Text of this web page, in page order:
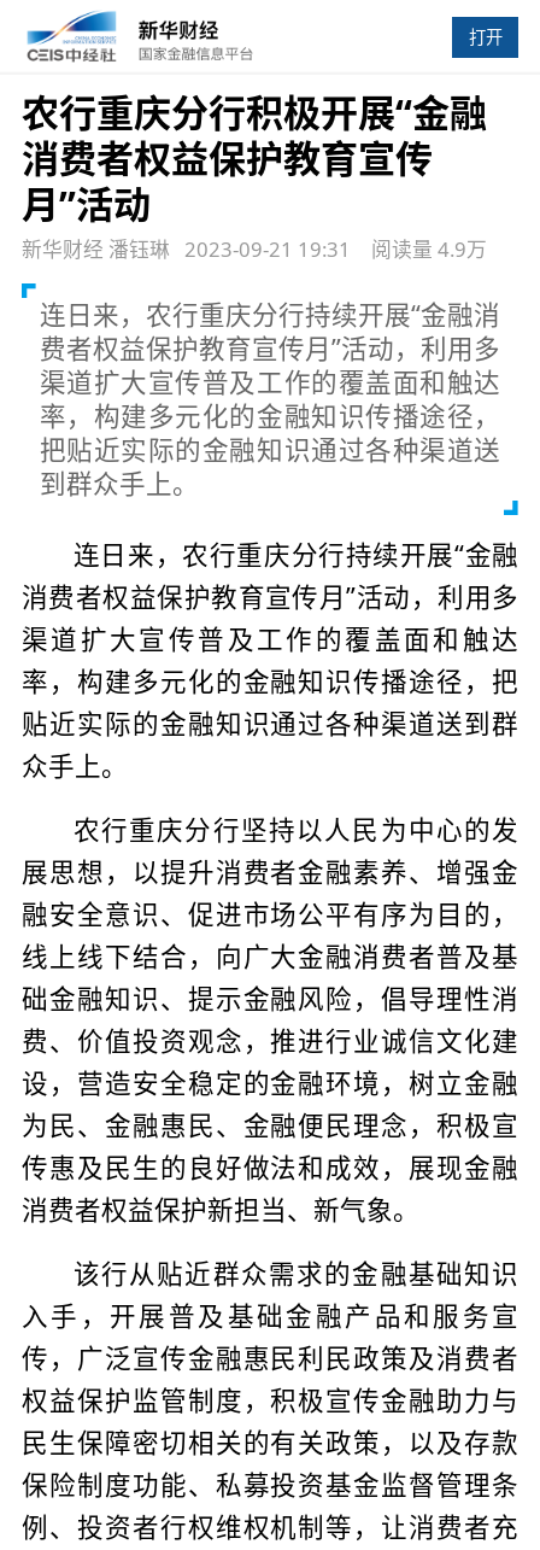
打开
农行重庆分行积极开展“金融
消费者权益保护教育宣传
月”活动
新华财经 潘钰琳 2023-09-21 19:31 阅读量 4.9万
连日来，农行重庆分行持续开展“金融消
费者权益保护教育宣传月”活动，利用多
渠道扩大宣传普及工作的覆盖面和触达
率，构建多元化的金融知识传播途径，
把贴近实际的金融知识通过各种渠道送
到群众手上。
连日来，农行重庆分行持续开展“金融
消费者权益保护教育宣传月”活动，利用多
渠道扩大宣传普及工作的覆盖面和触达
率，构建多元化的金融知识传播途径，把
贴近实际的金融知识通过各种渠道送到群
众手上。
农行重庆分行坚持以人民为中心的发
展思想，以提升消费者金融素养、增强金
融安全意识、促进市场公平有序为目的，
线上线下结合，向广大金融消费者普及基
础金融知识、提示金融风险，倡导理性消
费、价值投资观念，推进行业诚信文化建
设，营造安全稳定的金融环境，树立金融
为民、金融惠民、金融便民理念，积极宣
传惠及民生的良好做法和成效，展现金融
消费者权益保护新担当、新气象。
该行从贴近群众需求的金融基础知识
入手，开展普及基础金融产品和服务宣
传，广泛宣传金融惠民利民政策及消费者
权益保护监管制度，积极宣传金融助力与
民生保障密切相关的有关政策，以及存款
保险制度功能、私募投资基金监督管理条
例、投资者行权维权机制等，让消费者充